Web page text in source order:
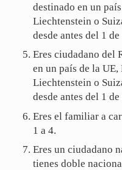
destinado en un
Liechtenstein o
desde antes del 1
Eres ciudadano del
en un país de la
Liechtenstein o
desde antes del 1
Eres el familiar a
1 a 4.
Eres un ciudadano
tienes doble